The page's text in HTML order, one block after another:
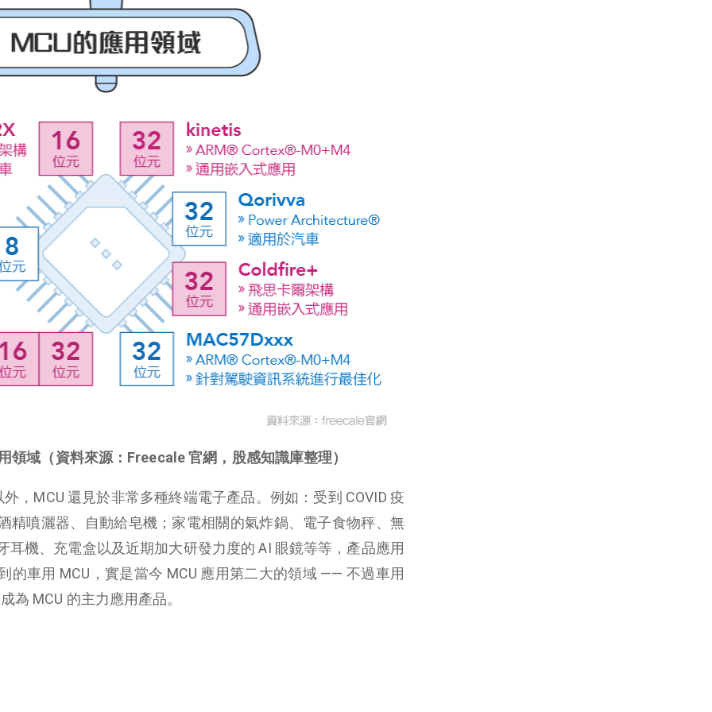
域（資料來源：Freecale 官網，股感知識庫整理）
，MCU 還見於非常多種終端電子產品。例如：受到 COVID 疫
精噴灑器、自動給皂機；家電相關的氣炸鍋、電子食物秤、無
耳機、充電盒以及近期加大研發力度的 AI 眼鏡等等，產品應用
的車用 MCU，實是當今 MCU 應用第二大的領域 —— 不過車用
為 MCU 的主力應用產品。